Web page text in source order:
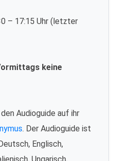
– 17:15 Uhr (letzter
keine
Audioguide auf ihr
. Der Audioguide ist
Englisch,